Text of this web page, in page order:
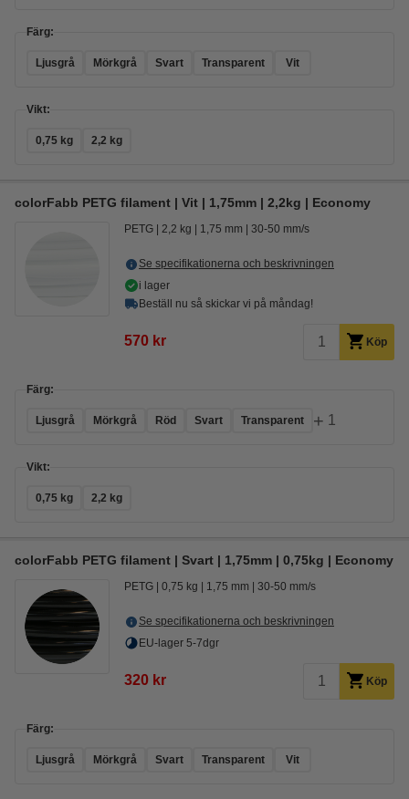
Färg:
Ljusgrå Mörkgrå Svart Transparent Vit
Vikt:
0,75 kg 2,2 kg
colorFabb PETG filament | Vit | 1,75mm | 2,2kg | Economy
PETG 2,2 kg 1,75 mm 30-50 mm/s
Se specifikationerna och beskrivningen
i lager
Beställ nu så skickar vi på måndag!
570 kr Köp
Färg:
Ljusgrå Mörkgrå Röd Svart Transparent + 1
Vikt:
0,75 kg 2,2 kg
colorFabb PETG filament | Svart | 1,75mm | 0,75kg | Economy
PETG 0,75 kg 1,75 mm 30-50 mm/s
Se specifikationerna och beskrivningen
EU-lager 5-7dgr
320 kr Köp
Färg:
Ljusgrå Mörkgrå Svart Transparent Vit